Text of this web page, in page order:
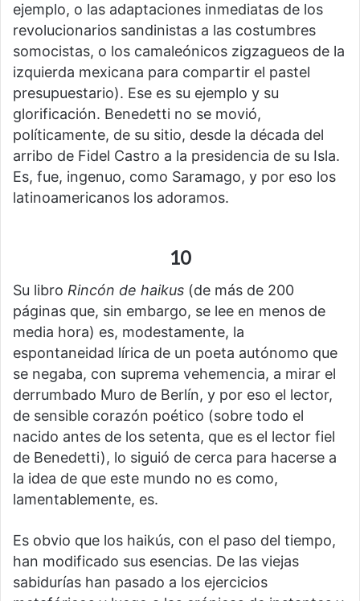
ejemplo, o las adaptaciones inmediatas de los
revolucionarios sandinistas a las costumbres
somocistas, o los camaleónicos zigzagueos de la
izquierda mexicana para compartir el pastel
presupuestario). Ese es su ejemplo y su
glorificación. Benedetti no se movió,
políticamente, de su sitio, desde la década del
arribo de Fidel Castro a la presidencia de su Isla.
Es, fue, ingenuo, como Saramago, y por eso los
latinoamericanos los adoramos.
10
Su libro Rincón de haikus (de más de 200
páginas que, sin embargo, se lee en menos de
media hora) es, modestamente, la
espontaneidad lírica de un poeta autónomo que
se negaba, con suprema vehemencia, a mirar el
derrumbado Muro de Berlín, y por eso el lector,
de sensible corazón poético (sobre todo el
nacido antes de los setenta, que es el lector fiel
de Benedetti), lo siguió de cerca para hacerse a
la idea de que este mundo no es como,
lamentablemente, es.
Es obvio que los haikús, con el paso del tiempo,
han modificado sus esencias. De las viejas
sabidurías han pasado a los ejercicios